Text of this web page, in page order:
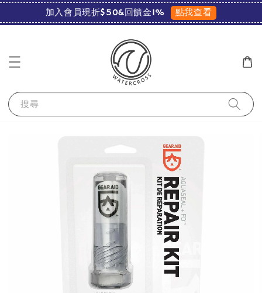
加入會員現折$50&回饋金1% 點我查看
搜尋